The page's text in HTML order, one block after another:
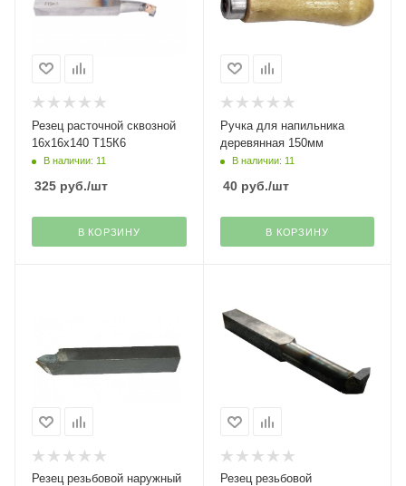
Резец расточной сквозной
16х16х140 Т15К6
В наличии: 11
325 руб./шт
В КОРЗИНУ
Ручка для напильника
деревянная 150мм
В наличии: 11
40руб./шт
В КОРЗИНУ
Резец резьбовой наружный
Резец резьбовой